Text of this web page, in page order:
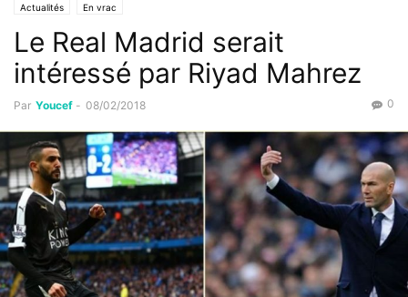
Actualités En vrac
Le Real Madrid serait
intéressé par Riyad Mahrez
Par Youcef - 08/02/2018 0